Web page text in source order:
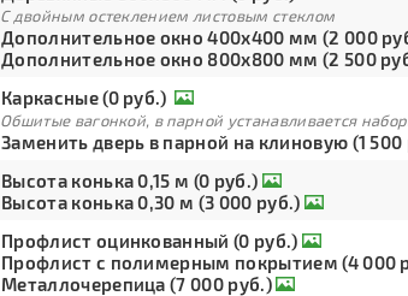
С двойным остеклением листовым стеклом
Дополнительное окно 400х400 мм (2 000
Дополнительное окно 800х800 мм (2 500
Каркасные (0 руб.)
Обшитые вагонкой, в парной устанавливается
Заменить дверь в парной на клиновую (1 500
Высота конька 0,15 м (0 руб.)
Высота конька 0,30 м (3 000 руб.)
Профлист оцинкованный (0 руб.)
Профлист с полимерным покрытием (4 000
Металлочерепица (7 000 руб.)